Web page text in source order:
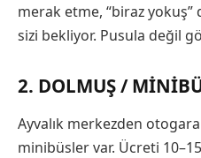
merak etme, “biraz
sizi bekliyor. Pusula değil
2. DOLMUŞ /
Ayvalık merkezden otogara
minibüsler var. Ücreti